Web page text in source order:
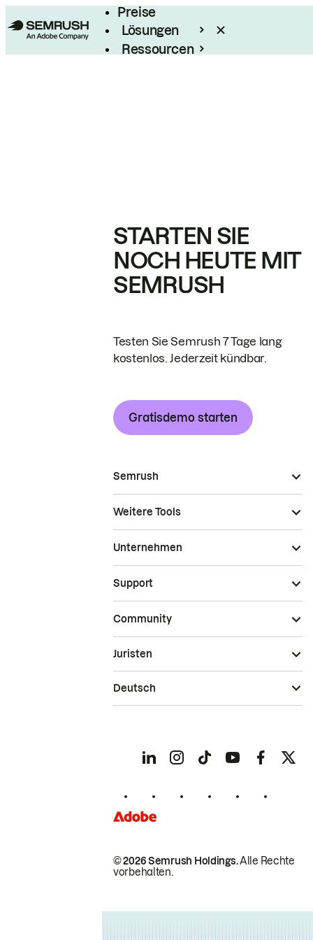
Preise
Lösungen
Ressourcen
STARTEN SIE
NOCH HEUTE MIT
SEMRUSH
Testen Sie Semrush 7 Tage lang
kostenlos. Jederzeit kündbar.
Gratisdemo starten
Semrush
Weitere Tools
Unternehmen
Support
Community
© 2026 Semrush Holdings.Alle Rechte
vorbehalten.
Juristen
Deutsch